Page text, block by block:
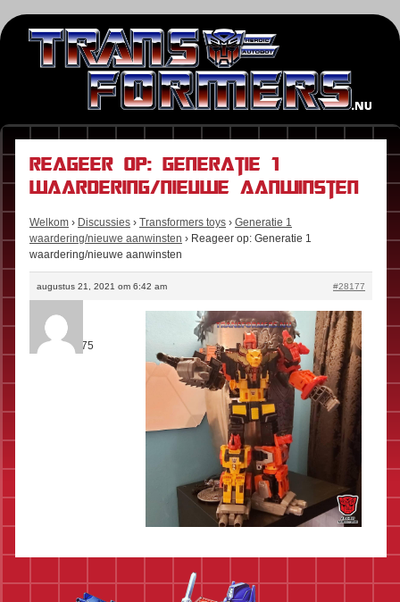
Reageer op: Generatie 1
waardering/nieuwe aanwinsten
Welkom › Discussies › Transformers toys › Generatie 1
waardering/nieuwe aanwinsten › Reageer op: Generatie 1
waardering/nieuwe aanwinsten
augustus 21, 2021 om 6:42 am #28177
Junkion
Rol:
Fan
Berichten:
75